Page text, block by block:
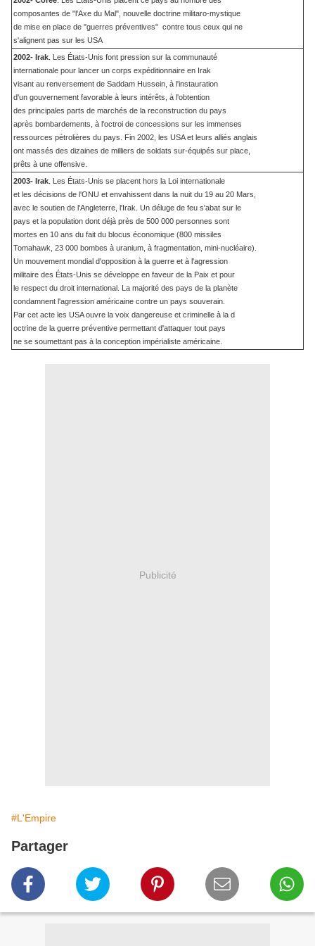
composantes de "l'Axe du Mal", nouvelle doctrine militaro-mystique
de mise en place de "guerres préventives" contre tous ceux qui ne
s'alignent pas sur les USA
2002- Irak . Les États-Unis font pression sur la communauté
internationale pour lancer un corps expéditionnaire en Irak
visant au renversement de Saddam Hussein, à l'instauration
d'un gouvernement favorable à leurs intérêts, à l'obtention
des principales parts de marchés de la reconstruction du pays
après bombardements, à l'octroi de concessions sur les immenses
ressources pétrolières du pays. Fin 2002, les USA et leurs alliés anglais
ont massés des dizaines de milliers de soldats sur-équipés sur place,
prêts à une offensive.
2003- Irak . Les États-Unis se placent hors la Loi internationale
et les décisions de l'ONU et envahissent dans la nuit du 19 au 20 Mars,
avec le soutien de l'Angleterre, l'Irak. Un déluge de feu s'abat sur le
pays et la population dont déjà près de 500 000 personnes sont
mortes en 10 ans du fait du blocus économique (800 missiles
Tomahawk, 23 000 bombes à uranium, à fragmentation, mini-nucléaire).
Un mouvement mondial d'opposition à la guerre et à l'agression
militaire des États-Unis se développe en faveur de la Paix et pour
le respect du droit international. La majorité des pays de la planète
condamnent l'agression américaine contre un pays souverain.
Par cet acte les USA ouvre la voix dangereuse et criminelle à la d
octrine de la guerre préventive permettant d'attaquer tout pays
ne se soumettant pas à la conception impérialiste américaine.
Publicité
#L'Empire
Partager